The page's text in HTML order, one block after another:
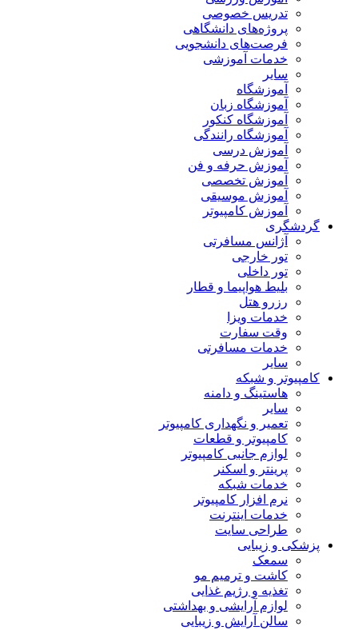
تدریس خصوصی
پروژه‌های دانشگاهی
فرصت‌های دانشجویی
خدمات آموزشی
سایر
آموزشگاه
آموزشگاه زبان
آموزشگاه کنکور
آموزشگاه رانندگی
آموزش درسی
آموزش حرفه و فن
آموزش تخصصی
آموزش موسیقی
آموزش کامپیوتر
گردشگری
آژانس مسافرتی
تور خارجی
تور داخلی
بلیط هواپیما و قطار
رزرو هتل
خدمات ویزا
وقت سفارت
خدمات مسافرتی
سایر
کامپیوتر و شبکه
هاستینگ و دامنه
سایر
تعمیر و نگهداری کامپیوتر
کامپیوتر و قطعات
لوازم جانبی کامپیوتر
پرینتر و اسکنر
خدمات شبکه
نرم افزار کامپیوتر
خدمات اینترنت
طراحی سایت
پزشکی و زیبایی
سمعک
کاشت و ترمیم مو
تغذیه و رژیم غذایی
لوازم آرایشی و بهداشتی
سالن آرایش و زیبایی